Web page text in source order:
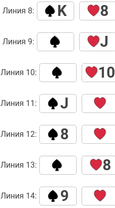
Линия 8: K 8
Линия 9: J
Линия 10: 10
Линия 11: J
Линия 12: 8
Линия 13: 8
Линия 14: 9